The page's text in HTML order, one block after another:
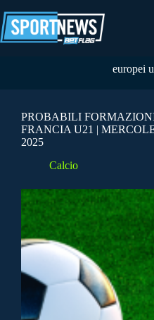
al
contenuto
europei
PROBABILI
FRANCIA U21 |
2025
Calcio